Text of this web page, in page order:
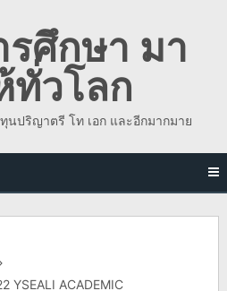
ศึกษา มา
ทั่วโลก
ปริญาตรี โท เอก และอีกมากมาย
YSEALI ACADEMIC